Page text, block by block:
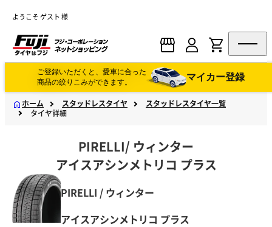
ようこそ ゲスト 様
ご登録いただくと、愛車に合った
商品の絞りこみができます。
マイカー登録
ホーム スタッドレスタイヤ
スタッドレスタイヤ一覧
タイヤ詳細
PIRELLI/ ウィンター
アイスアシンメトリコ プラス
PIRELLI / ウィンター
アイスアシンメトリコ プラス